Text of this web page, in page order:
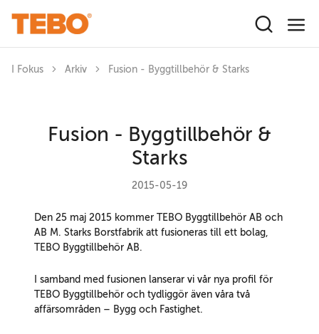
I Fokus Arkiv Fusion - Byggtillbehör & Starks
Fusion - Byggtillbehör &
Starks
2015-05-19
Den 25 maj 2015 kommer TEBO Byggtillbehör AB och
AB M. Starks Borstfabrik att fusioneras till ett bolag,
TEBO Byggtillbehör AB.
I samband med fusionen lanserar vi vår nya profil för
TEBO Byggtillbehör och tydliggör även våra två
affärsområden – Bygg och Fastighet.